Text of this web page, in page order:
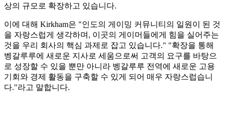
상의 규모로 확장하고 있습니다.
이에 대해 Kirkham은 "인도의 게이밍 커뮤니티의 일원이 된 것
을 자랑스럽게 생각하며, 이곳의 게이머들에게 힘을 실어주는
것을 우리 회사의 핵심 과제로 잡고 있습니다." "확장을 통해
벵갈루루에 새로운 지사로 세움으로써 고객의 요구를 바탕으
로 성장할 수 있을 뿐만 아니라 벵갈루루 전역에 새로운 고용
기회와 경제 활동을 구축할 수 있게 되어 매우 자랑스럽습니
다."라고 말합니다.